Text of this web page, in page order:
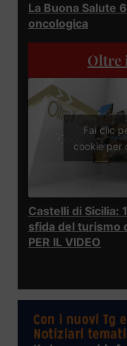
La Buona Salute
oncologica
Oltre
Fai clic
cookie per
Castelli di Sicilia:
sfida del turismo
PER IL VIDEO